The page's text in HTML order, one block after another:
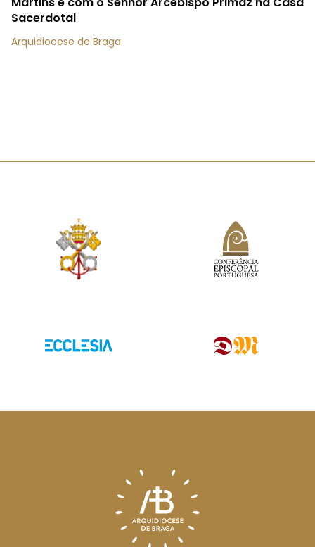
Sacerdotal
Arquidiocese de Braga